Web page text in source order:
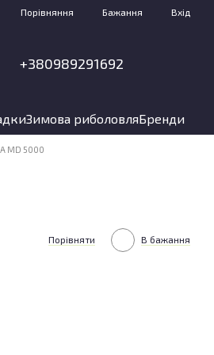
Порівняння Бажання Вхід
+380989291692
Зимова риболовляБренди
MD 5000
Порівняти В бажання